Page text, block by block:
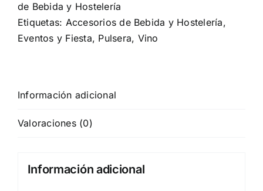
de Bebida y Hostelería
Etiquetas: Accesorios de Bebida y Hostelería,
Eventos y Fiesta, Pulsera, Vino
Información adicional
Valoraciones (0)
Información adicional